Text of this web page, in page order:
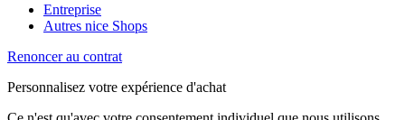
Entreprise
Autres nice Shops
Renoncer au contrat
Personnalisez votre expérience d'achat